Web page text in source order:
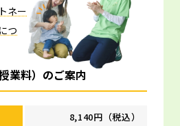
ネー
つ
業料）のご案内
8,140円（税込）